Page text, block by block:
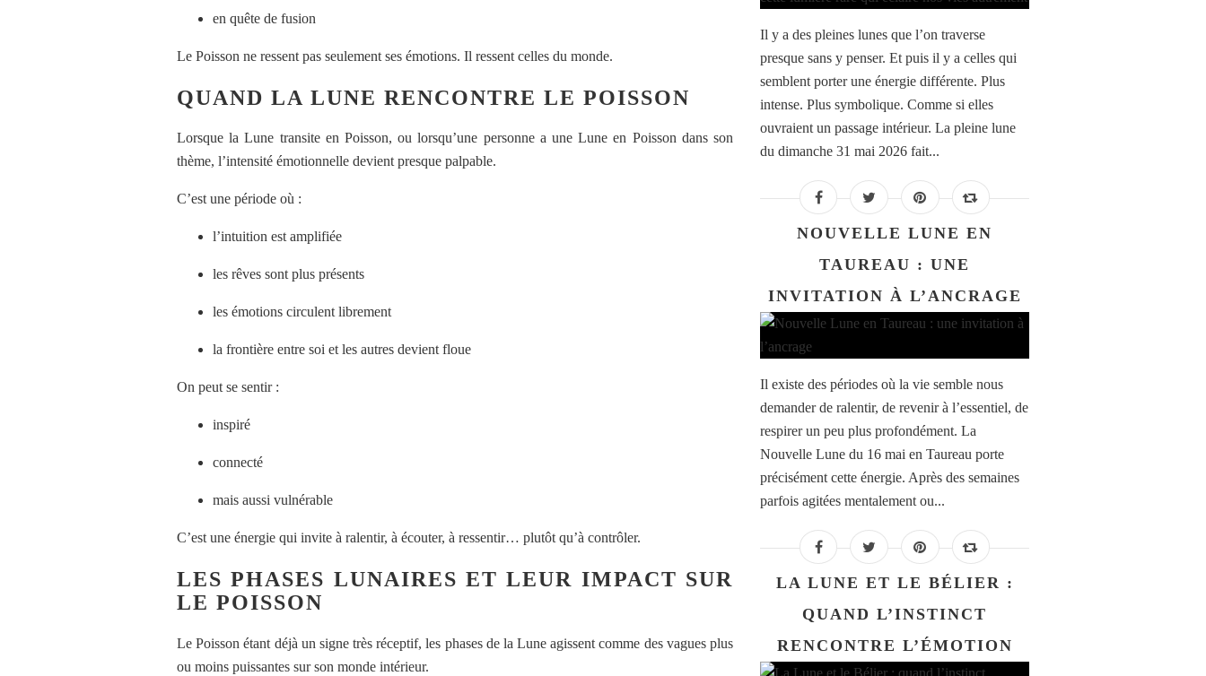
en quête de fusion
Le Poisson ne ressent pas seulement ses émotions. Il ressent celles du monde.
QUAND LA LUNE RENCONTRE LE POISSON
Lorsque la Lune transite en Poisson, ou lorsqu’une personne a une Lune en Poisson dans son
thème, l’intensité émotionnelle devient presque palpable.
C’est une période où :
l’intuition est amplifiée
les rêves sont plus présents
les émotions circulent librement
la frontière entre soi et les autres devient floue
On peut se sentir :
inspiré
connecté
mais aussi vulnérable
C’est une énergie qui invite à ralentir, à écouter, à ressentir… plutôt qu’à contrôler.
LES PHASES LUNAIRES ET LEUR IMPACT SUR
LE POISSON
Le Poisson étant déjà un signe très réceptif, les phases de la Lune agissent comme des vagues plus
ou moins puissantes sur son monde intérieur.
Il y a des pleines lunes que l’on traverse
presque sans y penser. Et puis il y a celles qui
semblent porter une énergie différente. Plus
intense. Plus symbolique. Comme si elles
ouvraient un passage intérieur. La pleine lune
du dimanche 31 mai 2026 fait...
NOUVELLE LUNE EN
TAUREAU : UNE
INVITATION À L’ANCRAGE
Il existe des périodes où la vie semble nous
demander de ralentir, de revenir à l’essentiel, de
respirer un peu plus profondément. La
Nouvelle Lune du 16 mai en Taureau porte
précisément cette énergie. Après des semaines
parfois agitées mentalement ou...
LA LUNE ET LE BÉLIER :
QUAND L’INSTINCT
RENCONTRE L’ÉMOTION